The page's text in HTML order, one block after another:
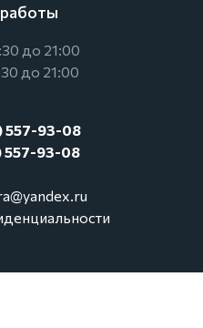
до 21:00
до 21:00
557-93-08
557-93-08